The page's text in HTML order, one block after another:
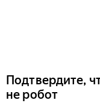
Подтвердите,
не робот